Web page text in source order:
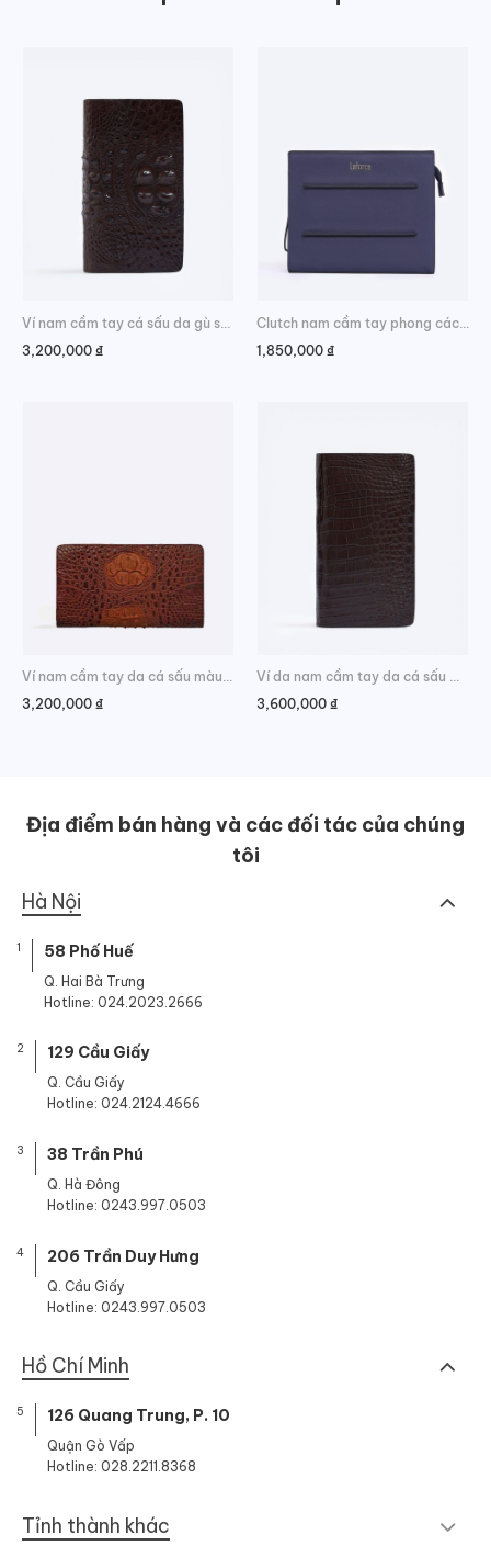
Ví nam cầm tay cá sấu da gù sang trọng
3,200,000 ₫
Clutch nam cầm tay phong cách lịch lãm
1,850,000 ₫
Ví nam cầm tay da cá sấu màu nâu đỏ
3,200,000 ₫
Ví da nam cầm tay da cá sấu màu cà phê
3,600,000 ₫
Địa điểm bán hàng và các đối tác của chúng
tôi
Hà Nội
1 58 Phố Huế
Q. Hai Bà Trưng
Hotline: 024.2023.2666
2 129 Cầu Giấy
Q. Cầu Giấy
Hotline: 024.2124.4666
3 38 Trần Phú
Q. Hà Đông
Hotline: 0243.997.0503
4 206 Trần Duy Hưng
Q. Cầu Giấy
Hotline: 0243.997.0503
Hồ Chí Minh
5 126 Quang Trung, P. 10
Quận Gò Vấp
Hotline: 028.2211.8368
Tỉnh thành khác